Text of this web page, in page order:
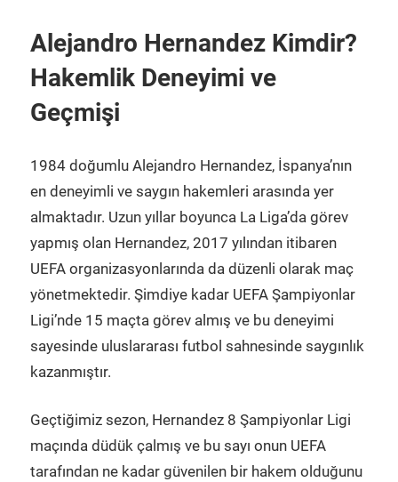
Alejandro Hernandez Kimdir?
Hakemlik Deneyimi ve
Geçmişi
1984 doğumlu Alejandro Hernandez, İspanya’nın
en deneyimli ve saygın hakemleri arasında yer
almaktadır. Uzun yıllar boyunca La Liga’da görev
yapmış olan Hernandez, 2017 yılından itibaren
UEFA organizasyonlarında da düzenli olarak maç
yönetmektedir. Şimdiye kadar UEFA Şampiyonlar
Ligi’nde 15 maçta görev almış ve bu deneyimi
sayesinde uluslararası futbol sahnesinde saygınlık
kazanmıştır.
Geçtiğimiz sezon, Hernandez 8 Şampiyonlar Ligi
maçında düdük çalmış ve bu sayı onun UEFA
tarafından ne kadar güvenilen bir hakem olduğunu